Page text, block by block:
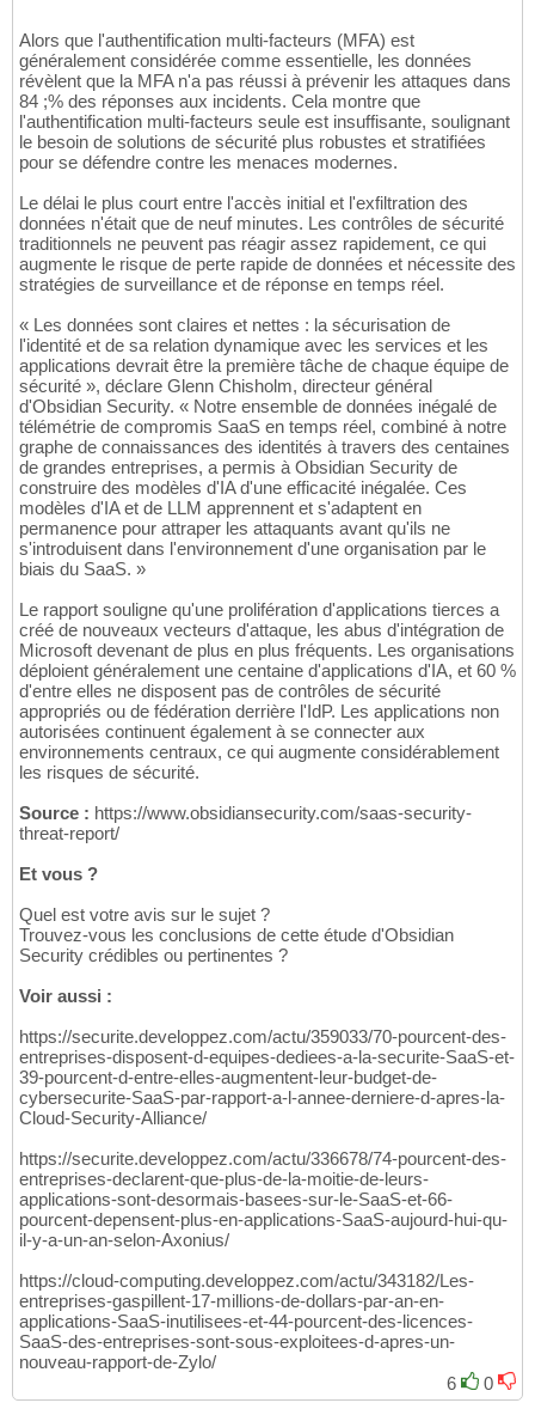
Alors que l'authentification multi-facteurs (MFA) est
généralement considérée comme essentielle, les données
révèlent que la MFA n'a pas réussi à prévenir les attaques dans
84 ;% des réponses aux incidents. Cela montre que
l'authentification multi-facteurs seule est insuffisante, soulignant
le besoin de solutions de sécurité plus robustes et stratifiées
pour se défendre contre les menaces modernes.
Le délai le plus court entre l'accès initial et l'exfiltration des
données n'était que de neuf minutes. Les contrôles de sécurité
traditionnels ne peuvent pas réagir assez rapidement, ce qui
augmente le risque de perte rapide de données et nécessite des
stratégies de surveillance et de réponse en temps réel.
« Les données sont claires et nettes : la sécurisation de
l'identité et de sa relation dynamique avec les services et les
applications devrait être la première tâche de chaque équipe de
sécurité », déclare Glenn Chisholm, directeur général
d'Obsidian Security. « Notre ensemble de données inégalé de
télémétrie de compromis SaaS en temps réel, combiné à notre
graphe de connaissances des identités à travers des centaines
de grandes entreprises, a permis à Obsidian Security de
construire des modèles d'IA d'une efficacité inégalée. Ces
modèles d'IA et de LLM apprennent et s'adaptent en
permanence pour attraper les attaquants avant qu'ils ne
s'introduisent dans l'environnement d'une organisation par le
biais du SaaS. »
Le rapport souligne qu'une prolifération d'applications tierces a
créé de nouveaux vecteurs d'attaque, les abus d'intégration de
Microsoft devenant de plus en plus fréquents. Les organisations
déploient généralement une centaine d'applications d'IA, et 60 %
d'entre elles ne disposent pas de contrôles de sécurité
appropriés ou de fédération derrière l'IdP. Les applications non
autorisées continuent également à se connecter aux
environnements centraux, ce qui augmente considérablement
les risques de sécurité.
Source : https://www.obsidiansecurity.com/saas-security-
threat-report/
Et vous ?
Quel est votre avis sur le sujet ?
Trouvez-vous les conclusions de cette étude d'Obsidian
Security crédibles ou pertinentes ?
Voir aussi :
https://securite.developpez.com/actu/359033/70-pourcent-des-
entreprises-disposent-d-equipes-dediees-a-la-securite-SaaS-et-
39-pourcent-d-entre-elles-augmentent-leur-budget-de-
cybersecurite-SaaS-par-rapport-a-l-annee-derniere-d-apres-la-
Cloud-Security-Alliance/
https://securite.developpez.com/actu/336678/74-pourcent-des-
entreprises-declarent-que-plus-de-la-moitie-de-leurs-
applications-sont-desormais-basees-sur-le-SaaS-et-66-
pourcent-depensent-plus-en-applications-SaaS-aujourd-hui-qu-
il-y-a-un-an-selon-Axonius/
https://cloud-computing.developpez.com/actu/343182/Les-
entreprises-gaspillent-17-millions-de-dollars-par-an-en-
applications-SaaS-inutilisees-et-44-pourcent-des-licences-
SaaS-des-entreprises-sont-sous-exploitees-d-apres-un-
nouveau-rapport-de-Zylo/
6
0